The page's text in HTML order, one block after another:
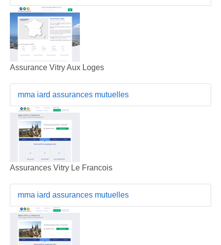
Assurance Vitry Aux Loges
mma iard assurances mutuelles
Assurances Vitry Le Francois
mma iard assurances mutuelles